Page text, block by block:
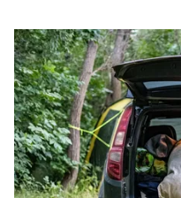
kunt beginnen.